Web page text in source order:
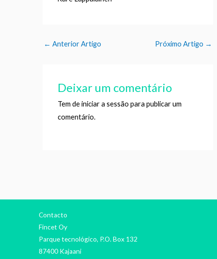
← Anterior Artigo Próximo Artigo →
Deixar um comentário
Tem deiniciar a sessão para publicar um
comentário.
Contacto
Fincet Oy
Parque tecnológico, P.O. Box 132
87400 Kajaani